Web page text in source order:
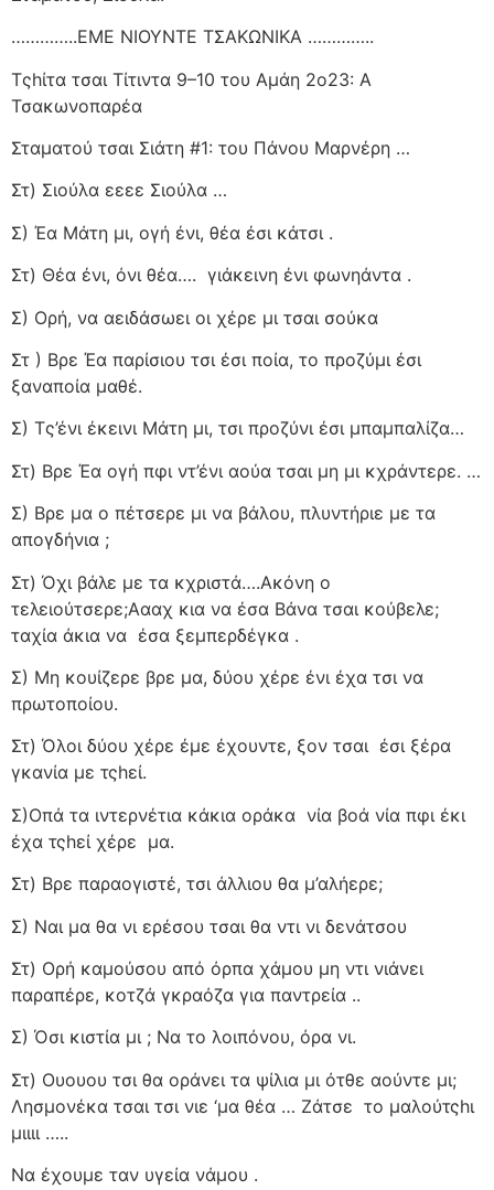
…………..ΕΜΕ ΝΙΟΥΝΤΕ ΤΣΑΚΩΝΙΚΑ …………..
Τςhίτα τσαι Τίτιντα 9–10 του Αμάη 2ο23: Α
Τσακωνοπαρέα
Σταματού τσαι Σιάτη #1: του Πάνου Μαρνέρη …
Στ) Σιούλα εεεε Σιούλα …
Σ) Έα Μάτη μι, ογή ένι, θέα έσι κάτσι .
Στ) Θέα ένι, όνι θέα…. γιάκεινη ένι φωνηάντα .
Σ) Ορή, να αειδάσωει οι χέρε μι τσαι σούκα
Στ ) Βρε Έα παρίσιου τσι έσι ποία, το προζύμι έσι
ξαναποία μαθέ.
Σ) Τς’ένι έκεινι Μάτη μι, τσι προζύνι έσι μπαμπαλίζα…
Στ) Βρε Έα ογή πφι ντ’ένι αούα τσαι μη μι κχράντερε. …
Σ) Βρε μα ο πέτσερε μι να βάλου, πλυντήριε με τα
απογδήνια ;
Στ) Όχι βάλε με τα κχριστά….Ακόνη ο
τελειούτσερε;Αααχ κια να έσα Βάνα τσαι κούβελε;
ταχία άκια να έσα ξεμπερδέγκα .
Σ) Μη κουίζερε βρε μα, δύου χέρε ένι έχα τσι να
πρωτοποίου.
Στ) Όλοι δύου χέρε έμε έχουντε, ξον τσαι έσι ξέρα
γκανία με τςhεί.
Σ)Οπά τα ιντερνέτια κάκια οράκα νία βοά νία πφι έκι
έχα τςhεί χέρε μα.
Στ) Βρε παραογιστέ, τσι άλλιου θα μ’αλήερε;
Σ) Ναι μα θα νι ερέσου τσαι θα ντι νι δενάτσου
Στ) Ορή καμούσου από όρπα χάμου μη ντι νιάνει
παραπέρε, κοτζά γκραόζα για παντρεία ..
Σ) Όσι κιστία μι ; Να το λοιπόνου, όρα νι.
Στ) Ουουου τσι θα οράνει τα ψίλια μι ότθε αούντε μι;
Λησμονέκα τσαι τσι νιε ‘μα θέα … Ζάτσε το μαλούτςhι
μιιιι …..
Να έχουμε ταν υγεία νάμου .